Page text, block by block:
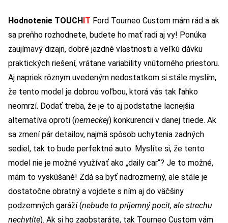
Hodnotenie TOUCHIT Ford Tourneo Custom mám rád a ak
sa preňho rozhodnete, budete ho mať radi aj vy! Ponúka
zaujímavý dizajn, dobré jazdné vlastnosti a veľkú dávku
praktických riešení, vrátane variability vnútorného priestoru.
Aj napriek rôznym uvedeným nedostatkom si stále myslím,
že tento model je dobrou voľbou, ktorá vás tak ľahko
neomrzí. Dodať treba, že je to aj podstatne lacnejšia
alternatíva oproti (nemeckej) konkurencii v danej triede. Ak
sa zmení pár detailov, najmä spôsob uchytenia zadných
sediel, tak to bude perfektné auto. Myslíte si, že tento
model nie je možné využívať ako „daily car“? Je to možné,
mám to vyskúšané! Zdá sa byť nadrozmerný, ale stále je
dostatočne obratný a vojdete s ním aj do väčšiny
podzemných garáží (nebude to príjemný pocit, ale strechu
nechytíte). Ak si ho zaobstaráte, tak Tourneo Custom vám